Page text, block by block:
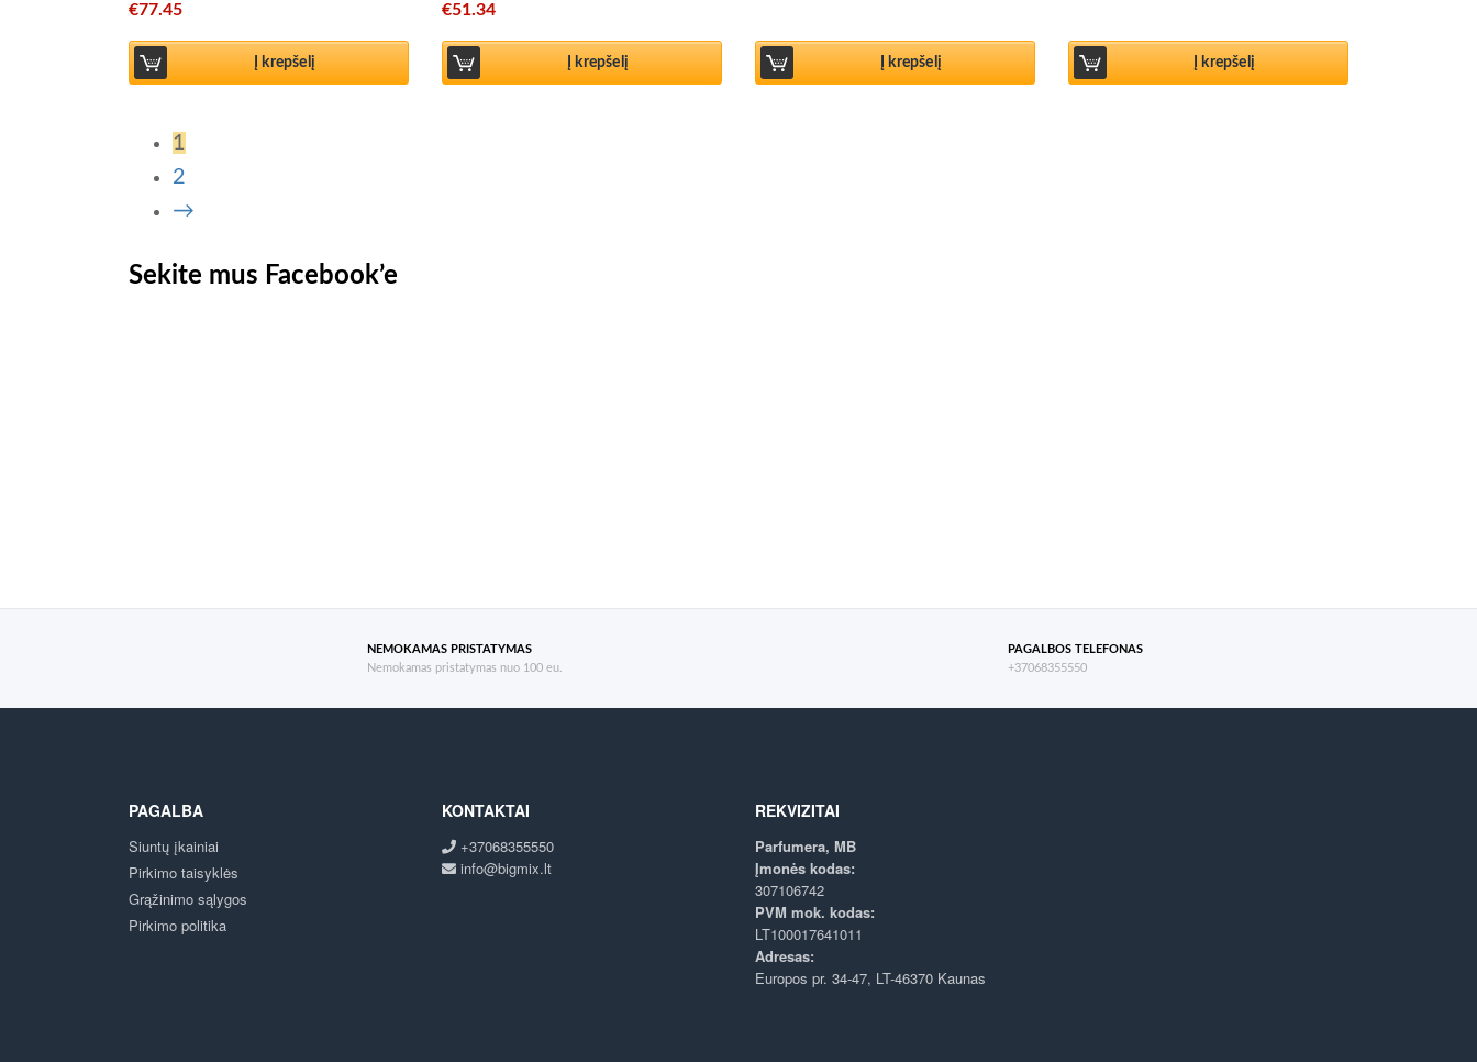
€77.45
Į krepšelį
€51.34
Į krepšelį Į krepšelį Į krepšelį
1
2
→
Sekite mus Facebook’e
NEMOKAMAS PRISTATYMAS
Nemokamas pristatymas nuo 100 eu.
PAGALBOS TELEFONAS
+37068355550
PAGALBA
Siuntų įkainiai
Pirkimo taisyklės
Grąžinimo sąlygos
Pirkimo politika
KONTAKTAI
+37068355550
info@bigmix.lt
REKVIZITAI
Parfumera, MB
Įmonės kodas:
307106742
PVM mok. kodas:
LT100017641011
Adresas:
Europos pr. 34-47, LT-46370 Kaunas